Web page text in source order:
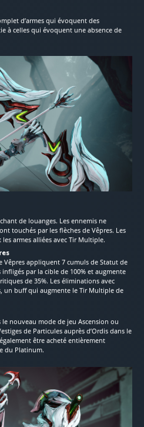
d’armes qui évoquent des
à celles qui évoquent une absence de
de louanges. Les ennemis ne
touchés par les flèches de Vêpres. Les
armes alliées avec Tir Multiple.
Vêpres appliquent 7 cumuls de Statut de
par la cible de 100% et augmente
de 35%. Les éliminations avec
un buff qui augmente le Tir Multiple de
le nouveau mode de jeu Ascension ou
de Particules auprès d’Ordis dans le
être acheté entièrement
du Platinum.